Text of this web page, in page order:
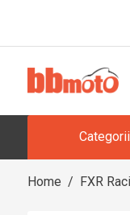
Home / FXR